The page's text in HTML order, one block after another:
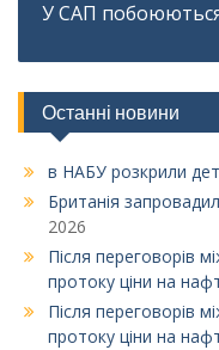
У САП
Останні новини
в НАБУ розкрили
Британія
2026
Після переговорів
протоку ціни на
Після переговорів
протоку ціни на